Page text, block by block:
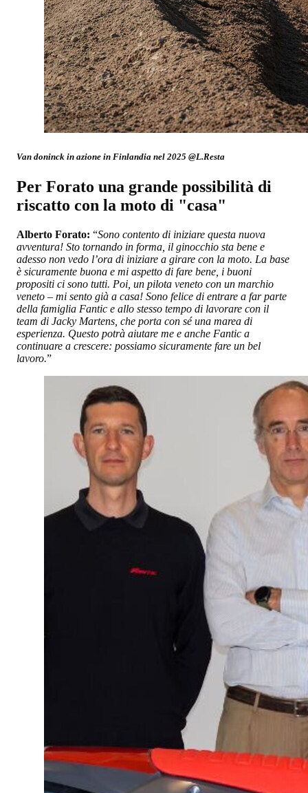
Van doninck in azione in Finlandia nel 2025 @L.Resta
Per Forato una grande possibilità di
riscatto con la moto di "casa"
Alberto Forato: “Sono contento di iniziare questa nuova
avventura! Sto tornando in forma, il ginocchio sta bene e
adesso non vedo l’ora di iniziare a girare con la moto. La base
è sicuramente buona e mi aspetto di fare bene, i buoni
propositi ci sono tutti. Poi, un pilota veneto con un marchio
veneto – mi sento già a casa! Sono felice di entrare a far parte
della famiglia Fantic e allo stesso tempo di lavorare con il
team di Jacky Martens, che porta con sé una marea di
esperienza. Questo potrà aiutare me e anche Fantic a
continuare a crescere: possiamo sicuramente fare un bel
lavoro.”